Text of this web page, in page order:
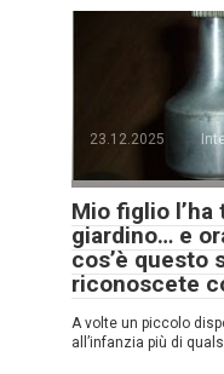
23.12.2025
Mio figlio
giardino… e
cos’è questo
riconoscete
A volte un piccolo
all’infanzia più di